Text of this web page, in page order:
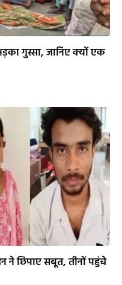
गुस्सा, जानिए क्यों एक
ने छिपाए सबूत, तीनों पहुंचे